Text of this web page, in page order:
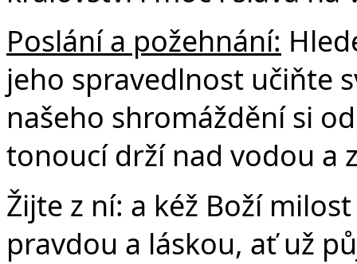
Poslání a požehnání:
jeho spravedlnost učiňte
našeho shromáždění si
tonoucí drží nad vodou a
Žijte z ní: a kéž Boží
pravdou a láskou, ať už